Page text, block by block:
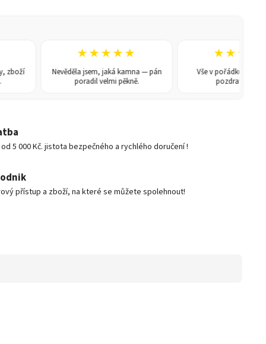
★★★★★
Nevěděla jsem, jaká kamna — pán
poradil velmi pěkně.
★★★★★
Vše v pořádku, doporučuji.
pozdravem René
5 000 Kč. jistota bezpečného a rychlého doručení !
přístup a zboží, na které se můžete spolehnout!